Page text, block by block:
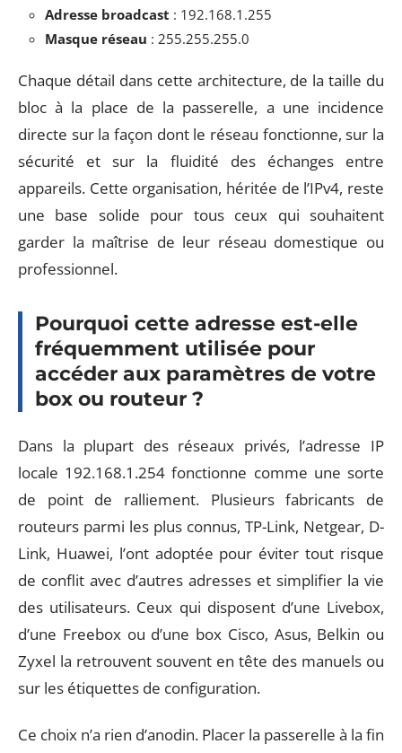
Adresse broadcast : 192.168.1.255
Masque réseau : 255.255.255.0
Chaque détail dans cette architecture, de la taille du
bloc à la place de la passerelle, a une incidence
directe sur la façon dont le réseau fonctionne, sur la
sécurité et sur la fluidité des échanges entre
appareils. Cette organisation, héritée de l’IPv4, reste
une base solide pour tous ceux qui souhaitent
garder la maîtrise de leur réseau domestique ou
professionnel.
Pourquoi cette adresse est-elle
fréquemment utilisée pour
accéder aux paramètres de votre
box ou routeur ?
Dans la plupart des réseaux privés, l’adresse IP
locale 192.168.1.254 fonctionne comme une sorte
de point de ralliement. Plusieurs fabricants de
routeurs parmi les plus connus, TP-Link, Netgear, D-
Link, Huawei, l’ont adoptée pour éviter tout risque
de conflit avec d’autres adresses et simplifier la vie
des utilisateurs. Ceux qui disposent d’une Livebox,
d’une Freebox ou d’une box Cisco, Asus, Belkin ou
Zyxel la retrouvent souvent en tête des manuels ou
sur les étiquettes de configuration.
Ce choix n’a rien d’anodin. Placer la passerelle à la fin